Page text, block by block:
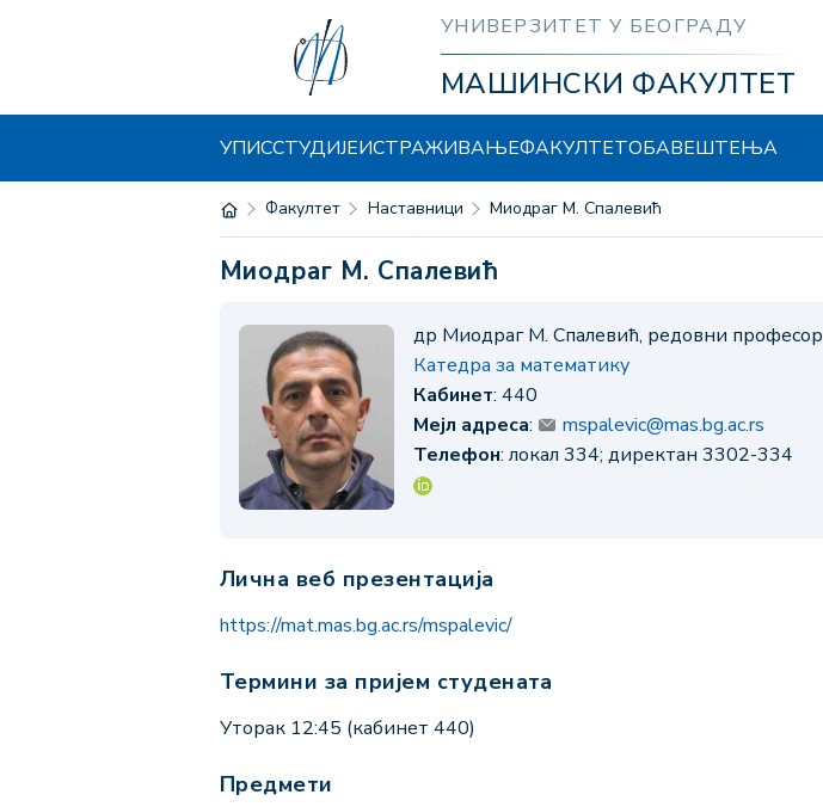
УНИВЕРЗИТЕТ У БЕОГРАДУ
МАШИНСКИ ФАКУЛТЕТ
УПИССТУДИЈЕИСТРАЖИВАЊЕФАКУЛТЕТОБАВЕШТЕЊА
Факултет Наставници Миодраг М. Спалевић
Миодраг М. Спалевић
др Миодраг М. Спалевић, редовни професор
Катедра за математику
Кабинет: 440
Мејл адреса:
mspalevic@mas.bg.ac.rs
Телефон: локал 334; директан 3302-334
Лична веб презентација
https://mat.mas.bg.ac.rs/mspalevic/
Термини за пријем студената
Уторак 12:45 (кабинет 440)
Предмети